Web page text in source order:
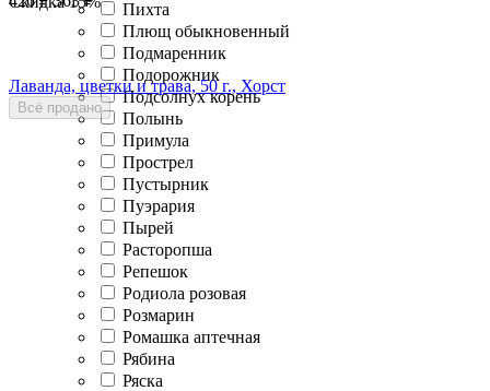
Пихта
Плющ обыкновенный
Подмаренник
Подорожник
Подсолнух корень
Полынь
Примула
Прострел
Пустырник
Пуэрария
Пырей
Расторопша
Репешок
Родиола розовая
Розмарин
Ромашка аптечная
Рябина
Ряска
Лаванда, цветки и трава, 50 г., Хорст
Всё продано